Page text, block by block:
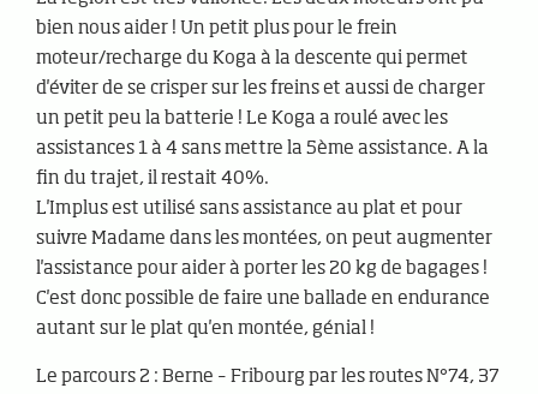
bien nous aider ! Un petit plus pour le frein
moteur/recharge du Koga à la descente qui permet
d'éviter de se crisper sur les freins et aussi de charger
un petit peu la batterie ! Le Koga a roulé avec les
assistances 1 à 4 sans mettre la 5ème assistance. A la
fin du trajet, il restait 40%.
L'Implus est utilisé sans assistance au plat et pour
suivre Madame dans les montées, on peut augmenter
l'assistance pour aider à porter les 20 kg de bagages !
C'est donc possible de faire une ballade en endurance
autant sur le plat qu'en montée, génial !
Le parcours 2 : Berne – Fribourg par les routes N°74, 37